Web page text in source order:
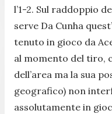
l’1-2. Sul raddoppio
serve Da Cunha
tenuto in gioco da
al momento del tiro,
dell’area ma la sua
geografico) non
assolutamente in